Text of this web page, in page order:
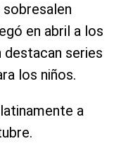
sobresalen
en abril a los
destacan series
los niños.
a